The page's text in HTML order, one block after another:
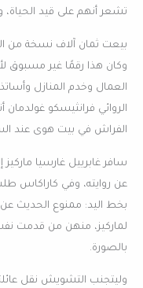
تشعر أنهم على قيد
بيعت ثمان آلاف نسخة من
وكان هذا رقمًا غير مسبوق
العمال وخدم المنازل
الروائي فرانثيسكو
الفراش في بيت هوى عند
سافر غابرييل غارسيا ماركيز
عن روايته، وفي كاراكاس
بخط اليد: ممنوع الحديث
لماركيز، منهن من قدمت
بالصورة.
وليتجنب التشويش نقل عائلته